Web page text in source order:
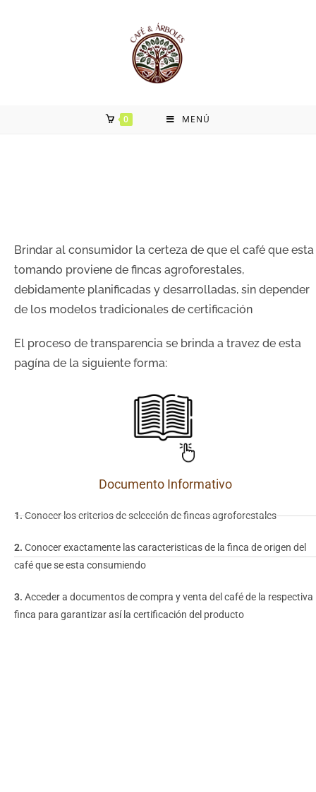
0 MENÚ
Brindar al consumidor la certeza de que el café que esta
tomando proviene de fincas agroforestales,
debidamente planificadas y desarrolladas, sin depender
de los modelos tradicionales de certificación
El proceso de transparencia se brinda a travez de esta
pagína de la siguiente forma:
Documento Informativo
1.Conocer los criterios de selección de fincas agroforestales
2. Conocer exactamente las caracteristicas de la finca de origen del
café que se esta consumiendo
3. Acceder a documentos de compra y venta del café de la respectiva
finca para garantizar así la certificación del producto